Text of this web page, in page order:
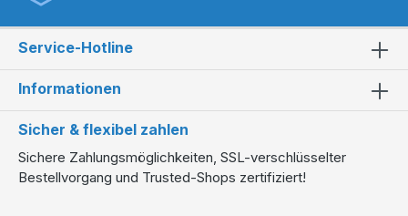
Service-Hotline
Informationen
Sicher & flexibel zahlen
Sichere Zahlungsmöglichkeiten, SSL-verschlüsselter
Bestellvorgang und Trusted-Shops zertifiziert!